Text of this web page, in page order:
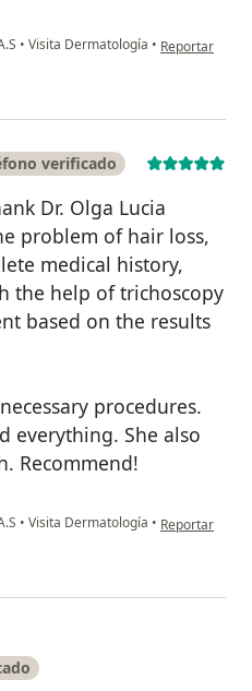
• Visita Dermatología • en opinión del
Reportar
verificado
Dr. Olga Lucia
problem of hair loss,
medical history,
the help of trichoscopy
based on the results
procedures.
everything. She also
Recommend!
• Visita Dermatología • en opinión del
Reportar